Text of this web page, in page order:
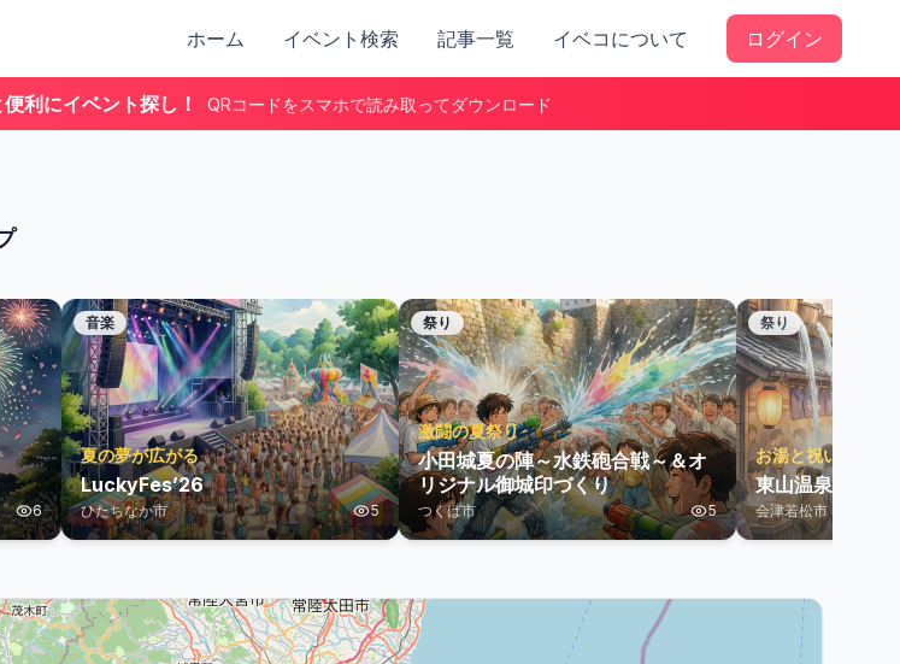
ホーム イベント検索 記事一覧 イベコについて ログイン
利にイベント探し！ QRコードをスマホで読み取ってダウンロード
6
音楽
夏の夢が広がる
LuckyFes’26
ひたちなか市 5
祭り
激闘の夏祭り
小田城夏の陣～水鉄砲合戦～＆オ
リジナル御城印づくり
つくば市 5
祭り
お湯と祝いの熱気
東山温泉お湯か
会津若松市